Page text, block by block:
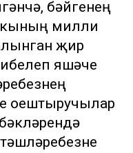
бәйгенең
милли
җир
яшәүче
оештыручылар